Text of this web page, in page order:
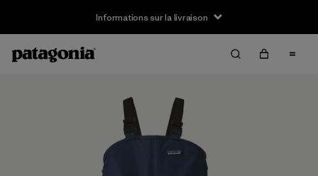
Informations sur la livraison